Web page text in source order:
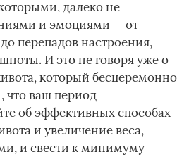
далеко не
и эмоциями — от
перепадов настроения,
И это не говоря уже о
который бесцеремонно
что ваш период
об эффективных способах
и увеличение веса,
и свести к минимуму